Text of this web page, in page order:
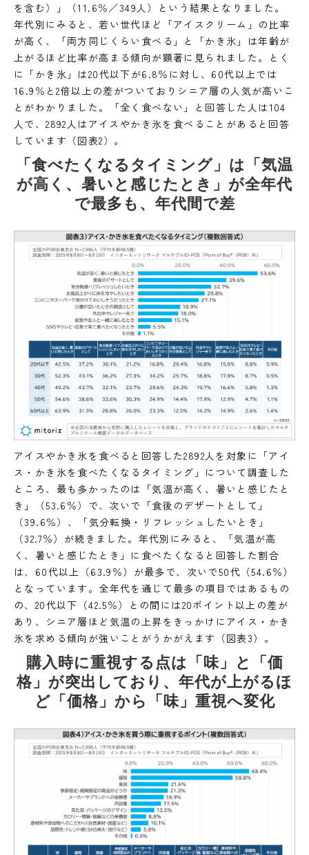
を含む）」（11.6％／349人）という結果となりました。
年代別にみると、若い世代ほど「アイスクリーム」の比率
が高く、「両方同じくらい食べる」と「かき氷」は年齢が
上がるほど比率が高まる傾向が顕著に見られました。とく
に「かき氷」は20代以下が6.8％に対し、60代以上では
16.9％と2倍以上の差がついておりシニア層の人気が高いこ
とがわかりました。「全く食べない」と回答した人は104
人で、2892人はアイスやかき氷を食べることがあると回答
しています（図表2）。
「食べたくなるタイミング」は「気温
が高く、暑いと感じたとき」が全年代
で最多も、年代間で差
アイスやかき氷を食べると回答した2892人を対象に「アイ
ス・かき氷を食べたくなるタイミング」について調査した
ところ、最も多かったのは「気温が高く、暑いと感じたと
き」（53.6％）で、次いで「食後のデザートとして」
（39.6％）、「気分転換・リフレッシュしたいとき」
（32.7％）が続きました。年代別にみると、「気温が高
く、暑いと感じたとき」に食べたくなると回答した割合
は、60代以上（63.9％）が最多で、次いで50代（54.6％）
となっています。全年代を通じて最多の項目ではあるもの
の、20代以下（42.5％）との間には20ポイント以上の差が
あり、シニア層ほど気温の上昇をきっかけにアイス・かき
氷を求める傾向が強いことがうかがえます（図表3）。
購入時に重視する点は「味」と「価
格」が突出しており、年代が上がるほ
ど「価格」から「味」重視へ変化